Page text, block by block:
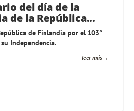
del día de la
de la República...
de Finlandia por el 103°
Independencia.
leer más